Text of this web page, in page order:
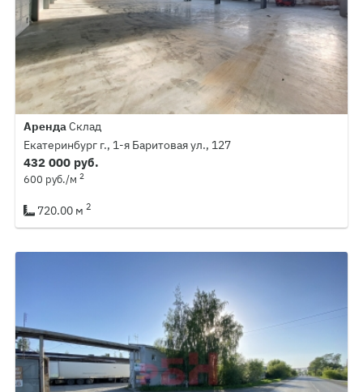
Аренда Склад
Екатеринбург г., 1-я Баритовая ул., 127
432 000 руб.
600 руб./м 2
720.00 м 2